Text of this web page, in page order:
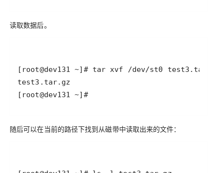
读取数据后。
[root@dev131 ~]#
随后可以在当前的路径下找到从磁带中读取出来的文件：